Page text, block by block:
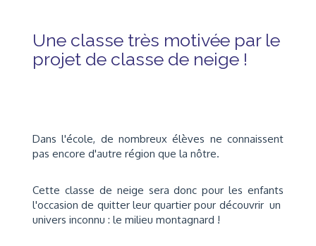
Une classe très motivée par le
projet de classe de neige !
Dans l'école, de nombreux élèves ne connaissent
pas encore d'autre région que la nôtre.
Cette classe de neige sera donc pour les enfants
l'occasion de quitter leur quartier pour découvrir un
univers inconnu : le milieu montagnard !